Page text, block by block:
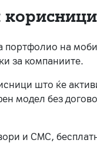
корисници
портфолио на
за компаниите.
што ќе
модел без
и СМС,